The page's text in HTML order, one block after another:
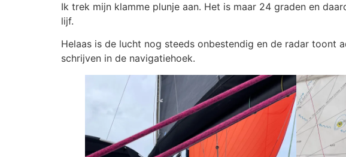
Ik trek mijn klamme plunje aan. Het is maar 24 graden en
lijf.
Helaas is de lucht nog steeds onbestendig en de radar toont
schrijven in de navigatiehoek.